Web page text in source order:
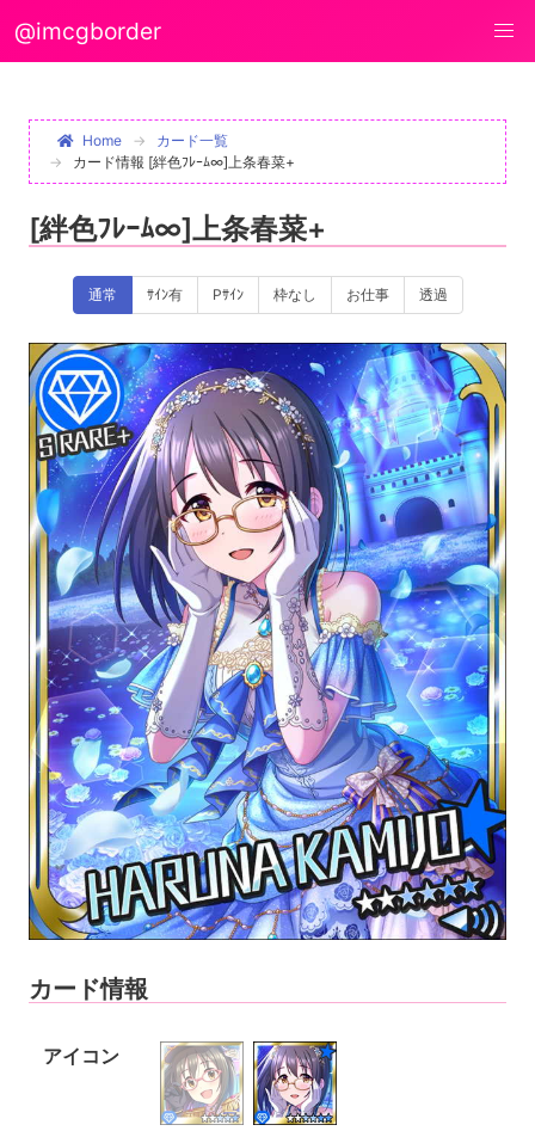
@imcgborder
Home
カード一覧
カード情報 [絆色ﾌﾚｰﾑ∞]上条春菜+
[絆色ﾌﾚｰﾑ∞]上条春菜+
通常 ｻｲﾝ有 Pｻｲﾝ 枠なし お仕事 透過
カード情報
アイコン